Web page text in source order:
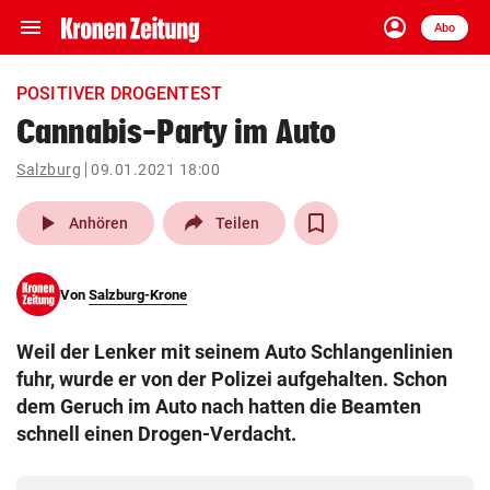
menu Navigation
ein-/ausklappen
account_circle
Anmelden
Abo
close Schließen
account_circle Anmelden
pin_drop
arrow_right
bookmark Merkliste
search
Suchbegriff
eingeben
POSITIVER DROGENTEST
Cannabis-Party im Auto
Salzburg 09.01.2021 18:00
play_arrow Anhören Teilen
Von Salzburg-Krone
Weil der Lenker mit seinem Auto Schlangenlinien
fuhr, wurde er von der Polizei aufgehalten. Schon
dem Geruch im Auto nach hatten die Beamten
schnell einen Drogen-Verdacht.